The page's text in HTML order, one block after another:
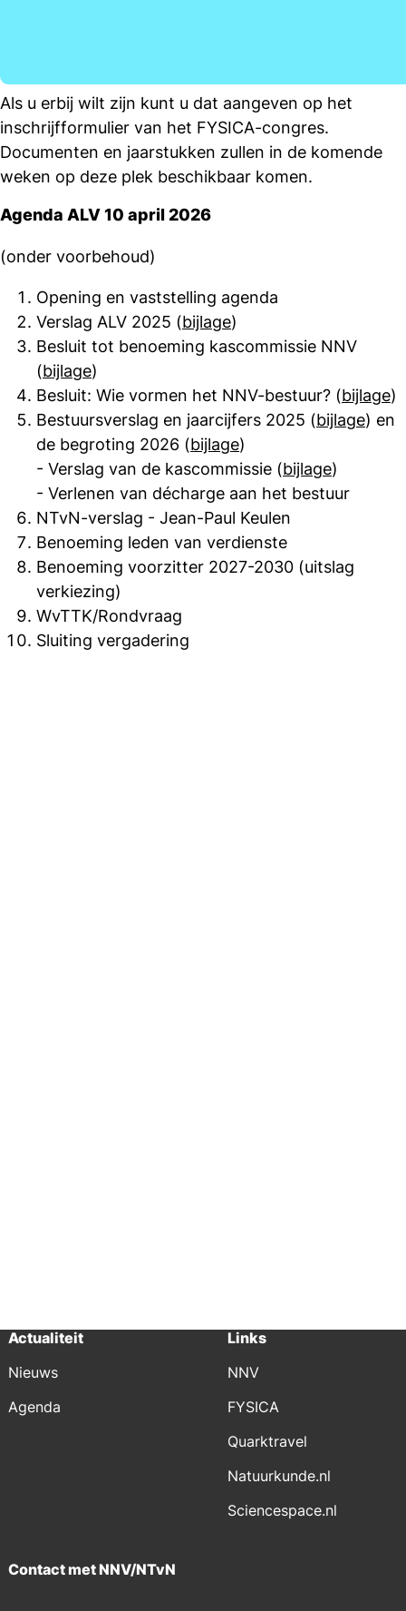
Als u erbij wilt zijn kunt u dat aangeven op het
inschrijfformulier van het FYSICA-congres.
Documenten en jaarstukken zullen in de komende
weken op deze plek beschikbaar komen.
Agenda ALV 10 april 2026
(onder voorbehoud)
Opening en vaststelling agenda
Verslag ALV 2025 (bijlage)
Besluit tot benoeming kascommissie NNV
(bijlage)
Besluit: Wie vormen het NNV-bestuur? (bijlage)
Bestuursverslag en jaarcijfers 2025 (bijlage) en
de begroting 2026 (bijlage)
- Verslag van de kascommissie (bijlage)
- Verlenen van décharge aan het bestuur
NTvN-verslag - Jean-Paul Keulen
Benoeming leden van verdienste
Benoeming voorzitter 2027-2030 (uitslag
verkiezing)
WvTTK/Rondvraag
Sluiting vergadering
Actualiteit
Nieuws
Agenda
Links
NNV
FYSICA
Quarktravel
Natuurkunde.nl
Sciencespace.nl
Contact met NNV/NTvN